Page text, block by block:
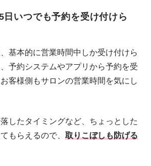
いつでも予約を受け付けら
基本的に営業時間中しか受け付けら
予約システムやアプリから予約を受
客様側もサロンの営業時間を気にし
したタイミングなど、ちょっとした
もらえるので、取りこぼしも防げる